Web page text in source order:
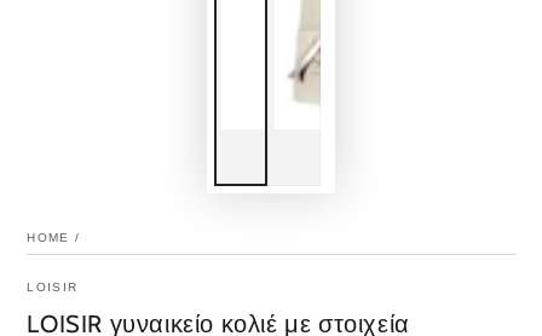
HOME /
LOISIR
LOISIR γυναικείο κολιέ με στοιχεία